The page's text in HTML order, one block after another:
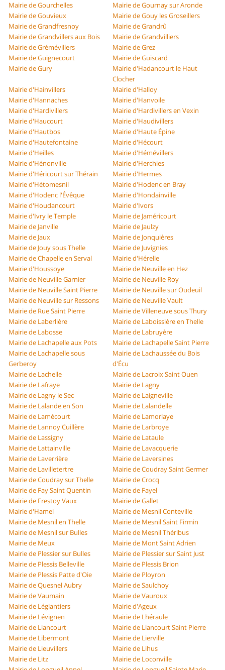
Mairie de Gourchelles
Mairie de Gournay sur Aronde
Mairie de Gouvieux
Mairie de Gouy les Groseillers
Mairie de Grandfresnoy
Mairie de Grandrû
Mairie de Grandvillers aux Bois
Mairie de Grandvilliers
Mairie de Grémévillers
Mairie de Grez
Mairie de Guignecourt
Mairie de Guiscard
Mairie de Gury
Mairie d'Hadancourt le Haut
Clocher
Mairie d'Hainvillers
Mairie d'Halloy
Mairie d'Hannaches
Mairie d'Hanvoile
Mairie d'Hardivillers
Mairie d'Hardivillers en Vexin
Mairie d'Haucourt
Mairie d'Haudivillers
Mairie d'Hautbos
Mairie d'Haute Épine
Mairie d'Hautefontaine
Mairie d'Hécourt
Mairie d'Heilles
Mairie d'Hémévillers
Mairie d'Hénonville
Mairie d'Herchies
Mairie d'Héricourt sur Thérain
Mairie d'Hermes
Mairie d'Hétomesnil
Mairie d'Hodenc en Bray
Mairie d'Hodenc l'Évêque
Mairie d'Hondainville
Mairie d'Houdancourt
Mairie d'Ivors
Mairie d'Ivry le Temple
Mairie de Jaméricourt
Mairie de Janville
Mairie de Jaulzy
Mairie de Jaux
Mairie de Jonquières
Mairie de Jouy sous Thelle
Mairie de Juvignies
Mairie de Chapelle en Serval
Mairie d'Hérelle
Mairie d'Houssoye
Mairie de Neuville en Hez
Mairie de Neuville Garnier
Mairie de Neuville Roy
Mairie de Neuville Saint Pierre
Mairie de Neuville sur Oudeuil
Mairie de Neuville sur Ressons
Mairie de Neuville Vault
Mairie de Rue Saint Pierre
Mairie de Villeneuve sous Thury
Mairie de Laberlière
Mairie de Laboissière en Thelle
Mairie de Labosse
Mairie de Labruyère
Mairie de Lachapelle aux Pots
Mairie de Lachapelle Saint Pierre
Mairie de Lachapelle sous
Gerberoy
Mairie de Lachaussée du Bois
d'Écu
Mairie de Lachelle
Mairie de Lacroix Saint Ouen
Mairie de Lafraye
Mairie de Lagny
Mairie de Lagny le Sec
Mairie de Laigneville
Mairie de Lalande en Son
Mairie de Lalandelle
Mairie de Lamécourt
Mairie de Lamorlaye
Mairie de Lannoy Cuillère
Mairie de Larbroye
Mairie de Lassigny
Mairie de Lataule
Mairie de Lattainville
Mairie de Lavacquerie
Mairie de Laverrière
Mairie de Laversines
Mairie de Lavilletertre
Mairie de Coudray Saint Germer
Mairie de Coudray sur Thelle
Mairie de Crocq
Mairie de Fay Saint Quentin
Mairie de Fayel
Mairie de Frestoy Vaux
Mairie de Gallet
Mairie d'Hamel
Mairie de Mesnil Conteville
Mairie de Mesnil en Thelle
Mairie de Mesnil Saint Firmin
Mairie de Mesnil sur Bulles
Mairie de Mesnil Théribus
Mairie de Meux
Mairie de Mont Saint Adrien
Mairie de Plessier sur Bulles
Mairie de Plessier sur Saint Just
Mairie de Plessis Belleville
Mairie de Plessis Brion
Mairie de Plessis Patte d'Oie
Mairie de Ployron
Mairie de Quesnel Aubry
Mairie de Saulchoy
Mairie de Vaumain
Mairie de Vauroux
Mairie de Léglantiers
Mairie d'Ageux
Mairie de Lévignen
Mairie de Lhéraule
Mairie de Liancourt
Mairie de Liancourt Saint Pierre
Mairie de Libermont
Mairie de Lierville
Mairie de Lieuvillers
Mairie de Lihus
Mairie de Litz
Mairie de Loconville